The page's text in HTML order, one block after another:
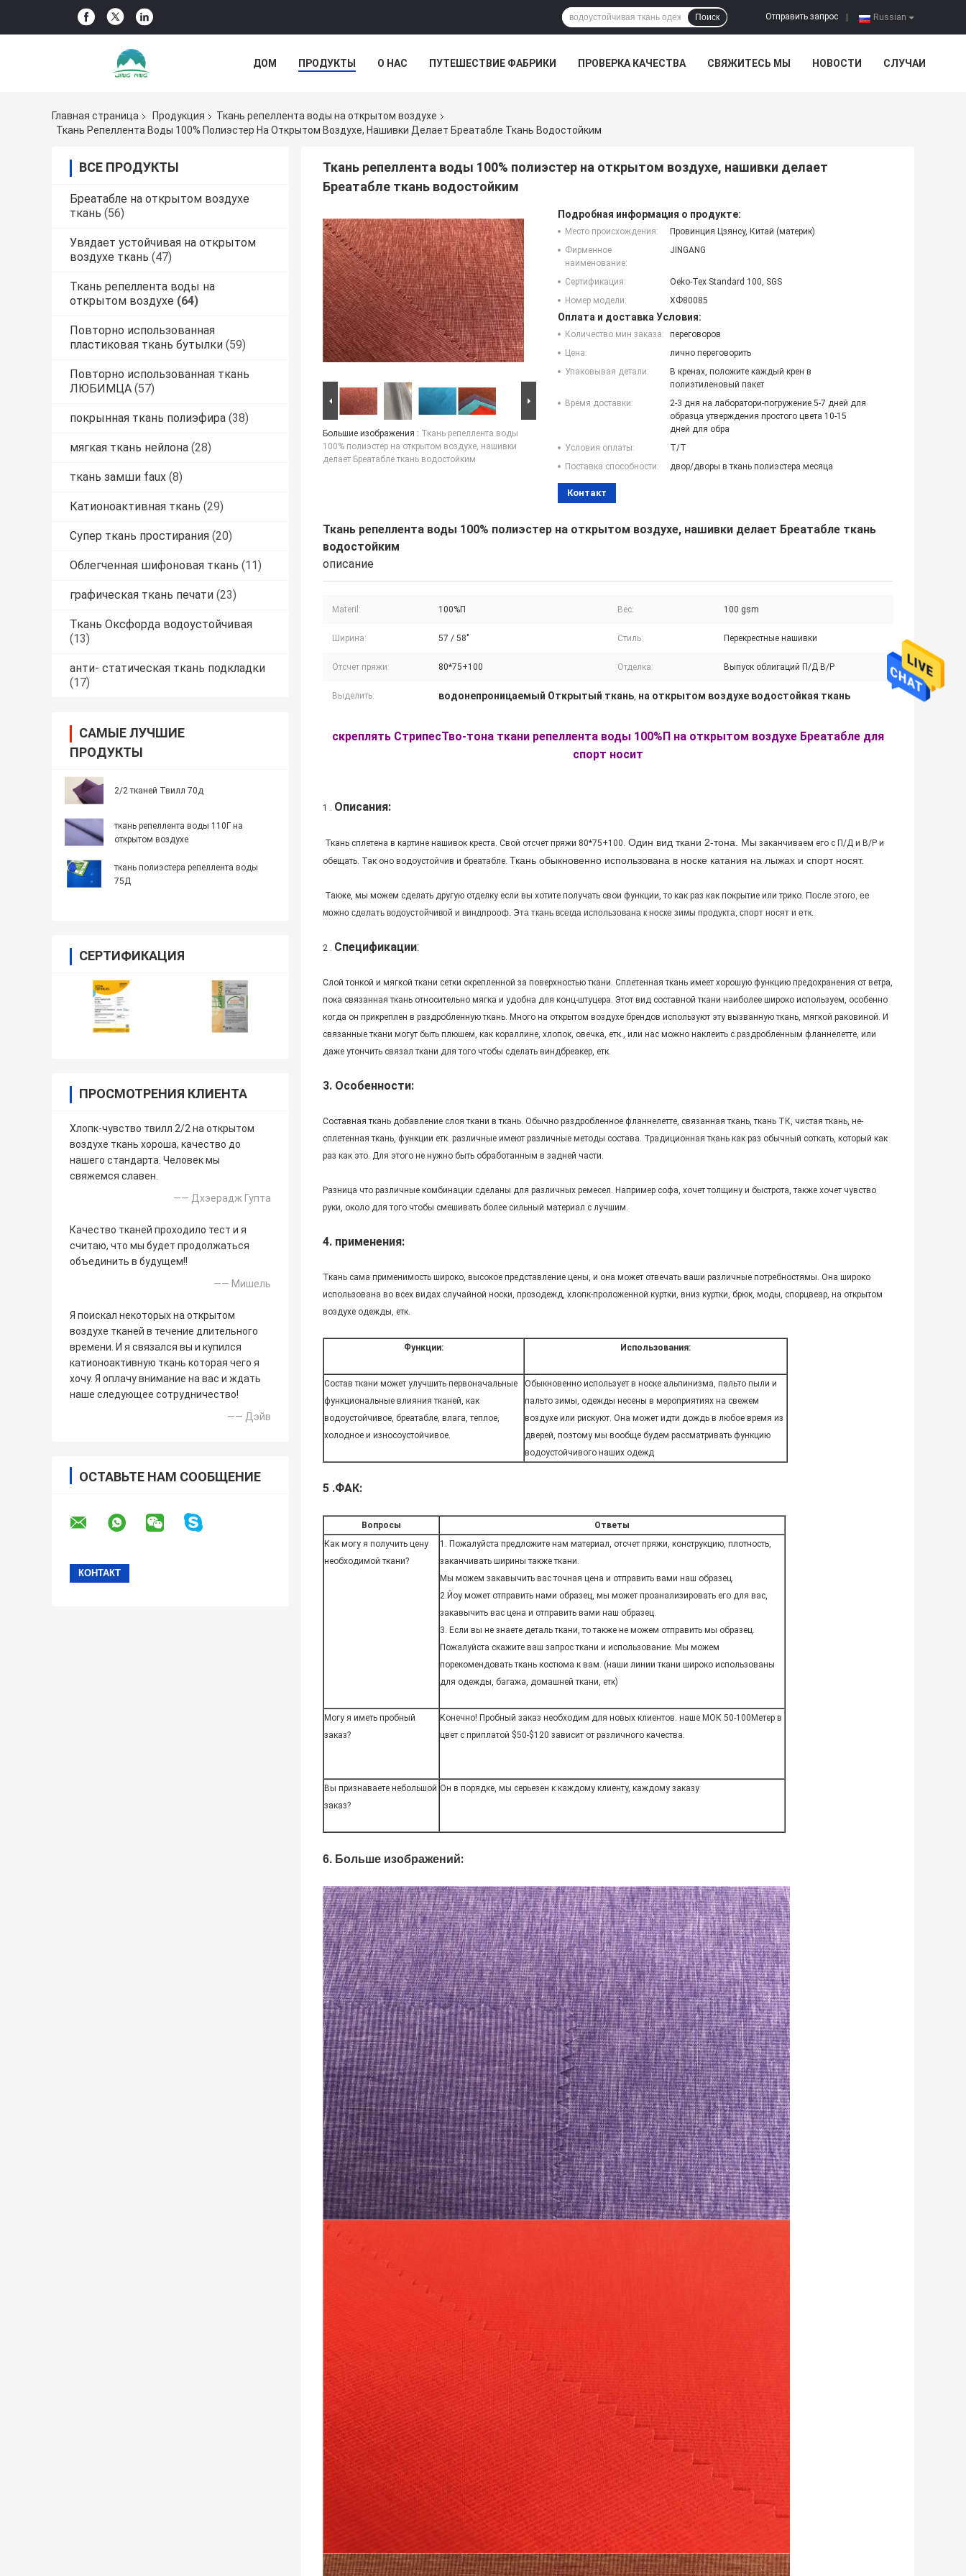
Russian
Отправить запрос
Поиск
ДОМ ПРОДУКТЫ О НАС ПУТЕШЕСТВИЕ ФАБРИКИ ПРОВЕРКА КАЧЕСТВА СВЯЖИТЕСЬ МЫ НОВОСТИ СЛУЧАИ
Главная страница
Продукция
Ткань репеллента воды на открытом воздухе
Ткань Репеллента Воды 100% Полиэстер На Открытом Воздухе, Нашивки Делает Бреатабле Ткань Водостойким
ВСЕ ПРОДУКТЫ
Бреатабле на открытом воздухе
ткань (56)
Увядает устойчивая на открытом
воздухе ткань (47)
Ткань репеллента воды на
открытом воздухе (64)
Повторно использованная
пластиковая ткань бутылки (59)
Повторно использованная ткань
ЛЮБИМЦА (57)
покрынная ткань полиэфира (38)
мягкая ткань нейлона (28)
ткань замши faux (8)
Катионоактивная ткань (29)
Супер ткань простирания (20)
Облегченная шифоновая ткань (11)
графическая ткань печати (23)
Ткань Оксфорда водоустойчивая
(13)
анти- статическая ткань подкладки
(17)
САМЫЕ ЛУЧШИЕ
ПРОДУКТЫ
2/2 тканей Твилл 70д
ткань репеллента воды 110Г на
открытом воздухе
ткань полиэстера репеллента воды
75Д
СЕРТИФИКАЦИЯ
ПРОСМОТРЕНИЯ КЛИЕНТА
Хлопк-чувство твилл 2/2 на открытом
воздухе ткань хороша, качество до
нашего стандарта. Человек мы
свяжемся славен.
—— Дхэерадж Гупта
Качество тканей проходило тест и я
считаю, что мы будет продолжаться
объединить в будущем!!
—— Мишель
Я поискал некоторых на открытом
воздухе тканей в течение длительного
времени. И я связался вы и купился
катионоактивную ткань которая чего я
хочу. Я оплачу внимание на вас и ждать
наше следующее сотрудничество!
—— Дэйв
ОСТАВЬТЕ НАМ СООБЩЕНИЕ
Ткань репеллента воды 100% полиэстер на открытом воздухе, нашивки делает
Бреатабле ткань водостойким
Большие изображения : Ткань репеллента воды
100% полиэстер на открытом воздухе, нашивки
делает Бреатабле ткань водостойким
Подробная информация о продукте:
Место происхождения:
Провинция Цзянсу, Китай (материк)
Фирменное
наименование:
JINGANG
Сертификация:
Oeko-Tex Standard 100, SGS
Номер модели:
ХФ80085
Оплата и доставка Условия:
Количество мин заказа:
переговоров
Цена:
лично переговорить
Упаковывая детали:
В кренах, положите каждый крен в
полиэтиленовый пакет
Время доставки:
2-3 дня на лаборатори-погружение 5-7 дней для
образца утверждения простого цвета 10-15
дней для обра
Условия оплаты:
T/T
Поставка способности:
двор/дворы в ткань полиэстера месяца
Контакт
Ткань репеллента воды 100% полиэстер на открытом воздухе, нашивки делает Бреатабле ткань
водостойким
описание
Materil: 100%П Вес: 100 gsm
Ширина: 57 / 58" Стиль: Перекрестные нашивки
Отсчет пряжи: 80*75+100 Отделка: Выпуск облигаций П/Д В/Р
Выделить: водонепроницаемый Открытый ткань на открытом воздухе водостойкая ткань
скреплять СтрипесТво-тона ткани репеллента воды 100%П на открытом воздухе Бреатабле для
спорт носит
1 . Описания:
Ткань сплетена в картине нашивок креста. Свой отсчет пряжи 80*75+100. Один вид ткани 2-тона. Мы заканчиваем его с П/Д и В/Р и
обещать. Так оно водоустойчив и бреатабле. Ткань обыкновенно использована в носке катания на лыжах и спорт носят.
Также, мы можем сделать другую отделку если вы хотите получать свои функции, то как раз как покрытие или трико. После этого, ее
можно сделать водоустойчивой и виндпрооф. Эта ткань всегда использована к носке зимы продукта, спорт носят и етк.
2 . Спецификации:
Слой тонкой и мягкой ткани сетки скрепленной за поверхностью ткани. Сплетенная ткань имеет хорошую функцию предохранения от ветра,
пока связанная ткань относительно мягка и удобна для конц-штуцера. Этот вид составной ткани наиболее широко используем, особенно
когда он прикреплен в раздробленную ткань. Много на открытом воздухе брендов используют эту вызванную ткань, мягкой раковиной. И
связанные ткани могут быть плюшем, как кораллине, хлопок, овечка, етк., или нас можно наклеить с раздробленным фланнелетте, или
даже утончить связал ткани для того чтобы сделать виндбреакер, етк.
3. Особенности:
Составная ткань добавление слоя ткани в ткань. Обычно раздробленное фланнелетте, связанная ткань, ткань ТК, чистая ткань, не-
сплетенная ткань, функции етк. различные имеют различные методы состава. Традиционная ткань как раз обычный соткать, который как
раз как это. Для этого не нужно быть обработанным в задней части.
Разница что различные комбинации сделаны для различных ремесел. Например софа, хочет толщину и быстрота, также хочет чувство
руки, около для того чтобы смешивать более сильный материал с лучшим.
4. применения:
Ткань сама применимость широко, высокое представление цены, и она может отвечать ваши различные потребностямы. Она широко
использована во всех видах случайной носки, прозодежд, хлопк-проложенной куртки, вниз куртки, брюк, моды, спорцвеар, на открытом
воздухе одежды, етк.
Функции: Использования:
Состав ткани может улучшить первоначальные
функциональные влияния тканей, как
водоустойчивое, бреатабле, влага, теплое,
холодное и износоустойчивое.
Обыкновенно использует в носке альпинизма, пальто пыли и
пальто зимы, одежды несены в мероприятиях на свежем
воздухе или рискуют. Она может идти дождь в любое время из
дверей, поэтому мы вообще будем рассматривать функцию
водоустойчивого наших одежд
5 .ФАК:
Вопросы
Ответы
Как могу я получить цену
необходимой ткани?
1. Пожалуйста предложите нам материал, отсчет пряжи, конструкцию, плотность,
заканчивать ширины также ткани.
Мы можем закавычить вас точная цена и отправить вами наш образец.
2.Йоу может отправить нами образец, мы может проанализировать его для вас,
закавычить вас цена и отправить вами наш образец.
3. Если вы не знаете деталь ткани, то также не можем отправить мы образец.
Пожалуйста скажите ваш запрос ткани и использование. Мы можем
порекомендовать ткань костюма к вам. (наши линии ткани широко использованы
для одежды, багажа, домашней ткани, етк)
Могу я иметь пробный
заказ?
Конечно! Пробный заказ необходим для новых клиентов. наше МОК 50-100Метер в
цвет с приплатой $50-$120 зависит от различного качества.
Вы признаваете небольшой
заказ?
Он в порядке, мы серьезен к каждому клиенту, каждому заказу
6. Больше изображений: